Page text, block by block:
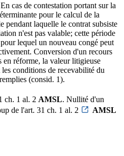
cas de contestation portant sur la
pour le calcul de la
pendant laquelle le contrat subsiste
n'est pas valable; cette période
lequel un nouveau congé peut
Conversion d'un recours
en réforme, la valeur litigieuse
conditions de recevabilité du
(consid. 1).
ch. 1 al. 2 AMSL. Nullité d'un
de l'art. 31 ch. 1 al. 2
AMSL